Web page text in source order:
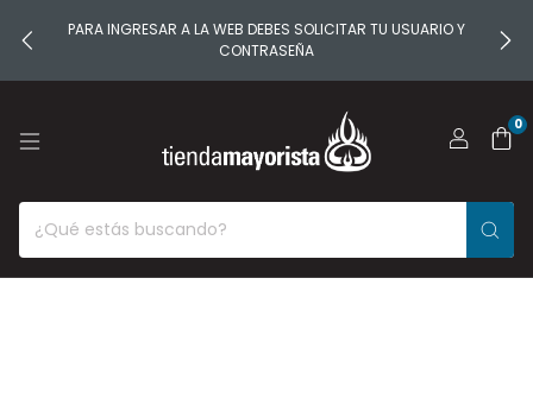
PARA INGRESAR A LA WEB DEBES SOLICITAR TU USUARIO Y
CONTRASEÑA
0